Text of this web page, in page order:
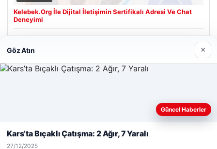
Kelebek.Org İle Dijital İletişimin Sertifikalı Adresi Ve Chat
Deneyimi
Web sitemizi nasıl kullandığınızı daha iyi anlayabilmek,
deneyiminizi kişiselleştirmek ve geliştirmek amacıyla çerezler
Kabul Et
Göz Atın ×
Güncel Haberler
Kars’ta Bıçaklı Çatışma: 2 Ağır, 7 Yaralı
27/12/2025